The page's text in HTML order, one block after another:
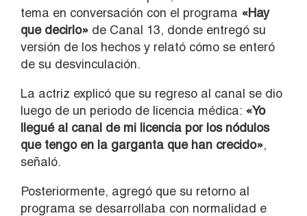
tema en conversación con el programa «Hay
que decirlo» de Canal 13, donde entregó su
versión de los hechos y relató cómo se enteró
de su desvinculación.
La actriz explicó que su regreso al canal se dio
luego de un periodo de licencia médica: «Yo
llegué al canal de mi licencia por los nódulos
que tengo en la garganta que han crecido»,
señaló.
Posteriormente, agregó que su retorno al
programa se desarrollaba con normalidad e